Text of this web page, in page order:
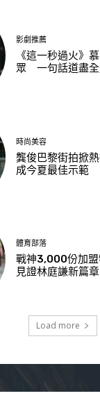
影劇推薦
《這一秒過火》
眾 一句話道盡全
時尚美容
龔俊巴黎街拍掀
成今夏最佳示範
體育部落
戰神3,000份加
見證林庭謙新篇章
Load more